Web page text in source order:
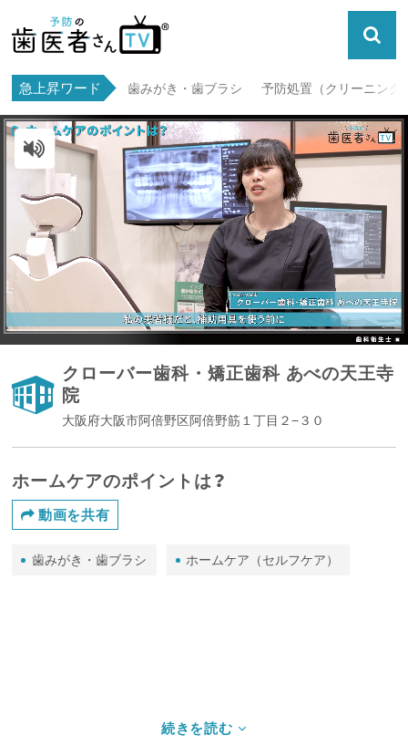
急上昇ワード 歯みがき・歯ブラシ 予防処置（クリーニング
ミュート解除
クローバー歯科・矯正歯科 あべの天王寺
院
大阪府大阪市阿倍野区阿倍野筋１丁目２−３０
ホームケアのポイントは？
動画を共有
歯みがき・歯ブラシ ホームケア（セルフケア）